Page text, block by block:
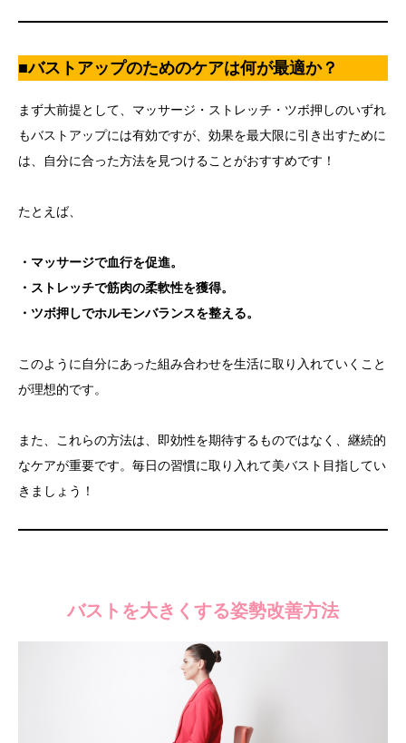
■バストアップのためのケアは何が最適か？
まず大前提として、マッサージ・ストレッチ・ツボ押しのいずれ
もバストアップには有効ですが、効果を最大限に引き出すために
は、自分に合った方法を見つけることがおすすめです！
たとえば、
・マッサージで血行を促進。
・ストレッチで筋肉の柔軟性を獲得。
・ツボ押しでホルモンバランスを整える。
このように自分にあった組み合わせを生活に取り入れていくこと
が理想的です。
また、これらの方法は、即効性を期待するものではなく、継続的
なケアが重要です。毎日の習慣に取り入れて美バスト目指してい
きましょう！
バストを大きくする姿勢改善方法